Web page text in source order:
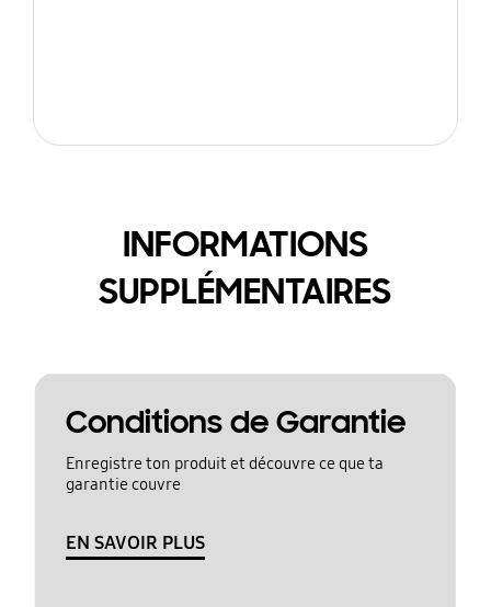
INFORMATIONS
SUPPLÉMENTAIRES
Conditions de Garantie
Enregistre ton produit et découvre ce que ta
garantie couvre
EN SAVOIR PLUS